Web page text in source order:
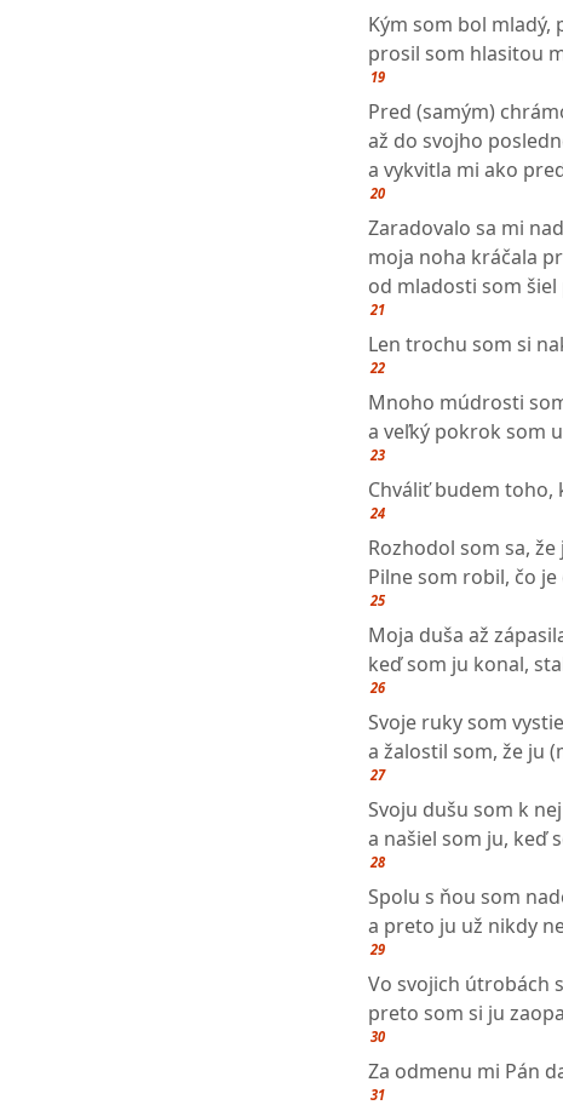
Kým som bol mladý,
prosil som hlasitou
19
Pred (samým)
až do svojho
a vykvitla mi ako
20
Zaradovalo sa mi
moja noha kráčala
od mladosti som šiel
21
Len trochu som si
22
Mnoho múdrosti
a veľký pokrok som
23
Chváliť budem toho,
24
Rozhodol som sa,
Pilne som robil, čo
25
Moja duša až
keď som ju konal,
26
Svoje ruky som
a žalostil som, že ju
27
Svoju dušu som k
a našiel som ju, keď
28
Spolu s ňou som
a preto ju už nikdy
29
Vo svojich útrobách
preto som si ju
30
Za odmenu mi Pán
31